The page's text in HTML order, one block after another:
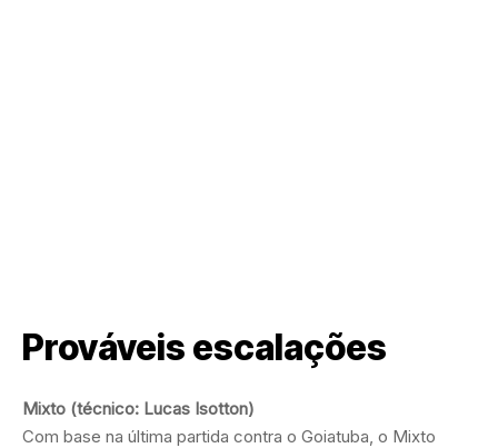
Prováveis escalações
Mixto (técnico: Lucas Isotton)
Com base na última partida contra o Goiatuba, o Mixto